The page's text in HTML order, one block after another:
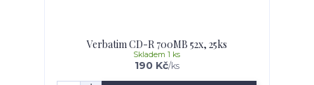
Verbatim CD-R 700MB 52x, 25ks
190 Kč/ks
Skladem 1 ks